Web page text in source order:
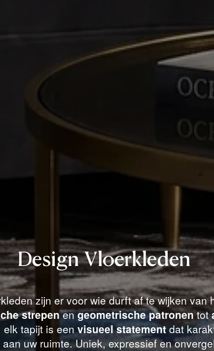
Design Vloerkleden
zijn er voor wie durft af te wijken van
strepenengeometrische patronentot
elk tapijt is een visueel statementdat
uw ruimte. Uniek, expressief en